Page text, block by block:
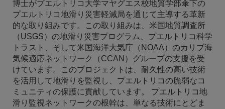
博士がプエルトリコ大学マヤグエス校地質学部傘下の
プエルトリコ地滑り災害軽減局を通じて主導する革新
的な取り組みです。この取り組みは、米国地質調査所
（USGS）の地滑り災害プログラム、プエルトリコ科学
トラスト、そして米国海洋大気庁（NOAA）のカリブ海
気候適応ネットワーク（CCAN）グループの支援を受
けています。このプロジェクトは、耐久性の高い技術
を活用して地滑りを監視し、プエルトリコの脆弱なコ
ミュニティの保護に貢献しています。 プエルトリコ地
滑り監視ネットワークの根幹は、単なる技術にとどま